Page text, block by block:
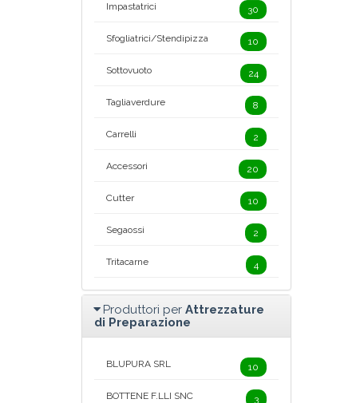
Impastatrici 30
Sfogliatrici/Stendipizza 10
Sottovuoto 24
Tagliaverdure 8
Carrelli 2
Accessori 20
Cutter 10
Segaossi 2
Tritacarne 4
Produttori per Attrezzature
di Preparazione
BLUPURA SRL 10
BOTTENE F.LLI SNC 3